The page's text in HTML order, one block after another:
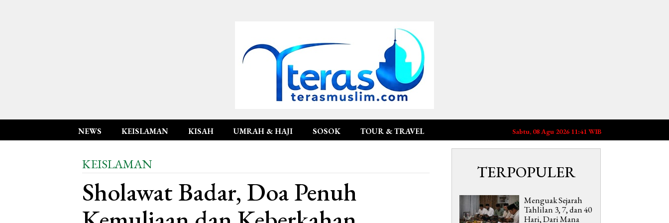
NEWS KEISLAMAN KISAH UMRAH & HAJI SOSOK TOUR & TRAVEL Sabtu, 08 Agu 2026 11:41 WIB
KEISLAMAN
Sholawat Badar, Doa Penuh
TERPOPULER
Menguak Sejarah
Tahlilan 3, 7, dan 40
Hari, Dari Mana